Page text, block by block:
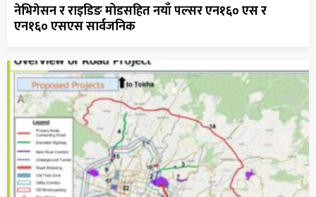
नेभिगेसन र राइडिङ मोडसहित नयाँ पल्सर एन१६० एस र
एन१६० एसएस सार्वजनिक